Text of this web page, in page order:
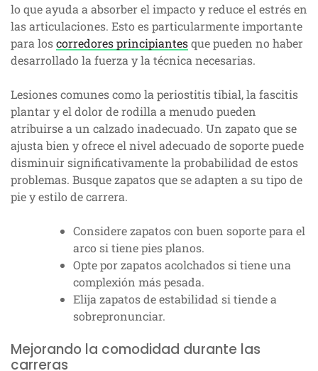
lo que ayuda a absorber el impacto y reduce el estrés en
las articulaciones. Esto es particularmente importante
para loscorredores principiantesque pueden no haber
desarrollado la fuerza y la técnica necesarias.
Lesiones comunes como la periostitis tibial, la fascitis
plantar y el dolor de rodilla a menudo pueden
atribuirse a un calzado inadecuado. Un zapato que se
ajusta bien y ofrece el nivel adecuado de soporte puede
disminuir significativamente la probabilidad de estos
problemas. Busque zapatos que se adapten a su tipo de
pie y estilo de carrera.
Considere zapatos con buen soporte para el
arco si tiene pies planos.
Opte por zapatos acolchados si tiene una
complexión más pesada.
Elija zapatos de estabilidad si tiende a
sobrepronunciar.
Mejorando la comodidad durante las
carreras